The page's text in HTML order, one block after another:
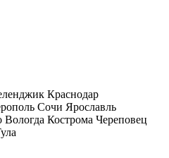
Краснодар
Сочи Ярославль
Вологда Кострома Череповец